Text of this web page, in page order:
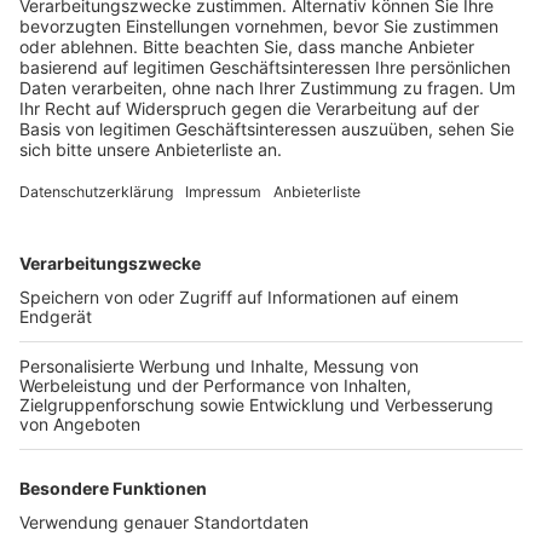
Veröffentlicht:Dienstag, 21.07.2020 18:25
Anzeige
30 und 70 Besucher das Angebot, sich online über die
die Stadt nach dem Willen der Piraten jetzt auch für
die Ausschüsse und Beiräte bereitstellen. Denn die
wirklich interessanten Debatten würden dort geführt,
weil es da sachlicher und weniger parteipolitisch
zuginge als im Rat, so die Piraten. Außerdem könnten
sich auch so Menschen direkt informieren, die es nicht
schaffen, an den öffentlichen Sitzungen teilzunehmen.
Anzeige